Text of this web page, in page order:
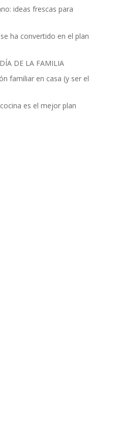
ideas frescas para
ha convertido en el plan
DE LA FAMILIA
familiar en casa (y ser el
es el mejor plan